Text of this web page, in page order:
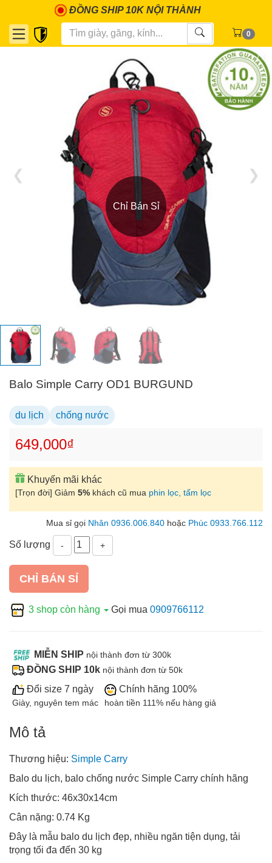
ĐỒNG SHIP 10K NỘI THÀNH
0
1 / 4
❮ ❯
Chỉ Bán Sỉ
Balo Simple Carry OD1 BURGUND
du lịch chống nước
649,000₫
Khuyến mãi khác
[Trọn đời] Giảm 5% khách cũ mua phin lọc, tấm lọc
Mua sỉ gọi Nhân 0936.006.840 hoặc Phúc 0933.766.112
Số lượng - +
CHỈ BÁN SỈ
3 shop còn hàng Gọi mua 0909766112
MIỄN SHIP nội thành đơn từ 300k
ĐỒNG SHIP 10k nội thành đơn từ 50k
Đổi size 7 ngày
Giày, nguyên tem mác
Chính hãng 100%
hoàn tiền 111% nếu hàng giả
Mô tả
Thương hiệu: Simple Carry
Balo du lịch, balo chống nước Simple Carry chính hãng
Kích thước: 46x30x14cm
Cân nặng: 0.74 Kg
Đây là mẫu balo du lịch đẹp, nhiều ngăn tiện dụng, tải
trọng tối đa đến 30 kg